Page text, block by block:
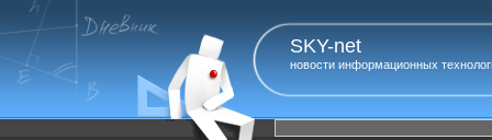
SKY-net
новости информационных